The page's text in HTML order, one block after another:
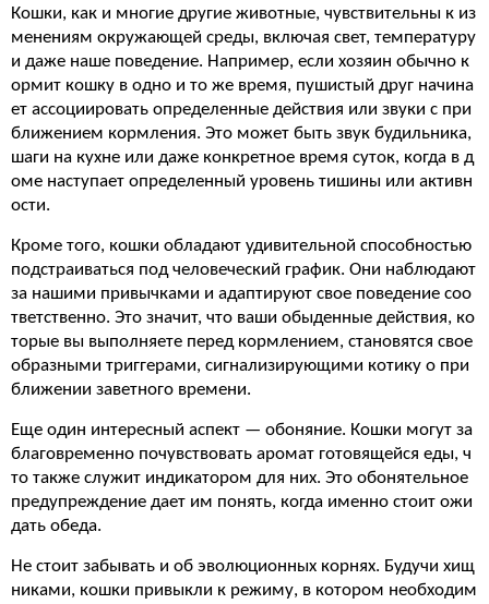
Кошки, как и многие другие животные, чувствительны к из
менениям окружающей среды, включая свет, температуру
и даже наше поведение. Например, если хозяин обычно к
ормит кошку в одно и то же время, пушистый друг начина
ет ассоциировать определенные действия или звуки с при
ближением кормления. Это может быть звук будильника,
шаги на кухне или даже конкретное время суток, когда в д
оме наступает определенный уровень тишины или активн
ости.
Кроме того, кошки обладают удивительной способностью
подстраиваться под человеческий график. Они наблюдают
за нашими привычками и адаптируют свое поведение соо
тветственно. Это значит, что ваши обыденные действия, ко
торые вы выполняете перед кормлением, становятся свое
образными триггерами, сигнализирующими котику о при
ближении заветного времени.
Еще один интересный аспект — обоняние. Кошки могут за
благовременно почувствовать аромат готовящейся еды, ч
то также служит индикатором для них. Это обонятельное
предупреждение дает им понять, когда именно стоит ожи
дать обеда.
Не стоит забывать и об эволюционных корнях. Будучи хищ
никами, кошки привыкли к режиму, в котором необходим